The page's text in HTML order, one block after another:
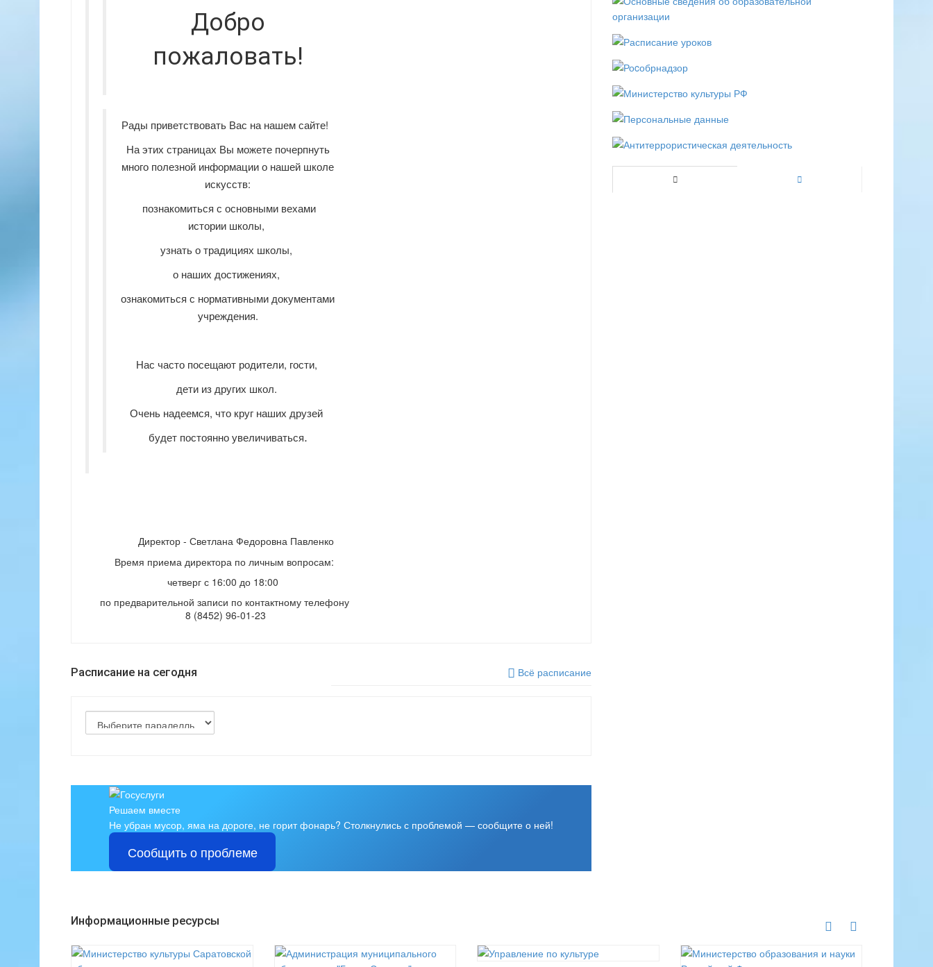
Добро
пожаловать!
Рады приветствовать Вас на нашем сайте!
На этих страницах Вы можете почерпнуть
много полезной информации о нашей школе
искусств:
познакомиться с основными вехами
истории школы,
узнать о традициях школы,
о наших достижениях,
ознакомиться с нормативными документами
учреждения.
Нас часто посещают родители, гости,
дети из других школ.
Очень надеемся, что круг наших друзей
будет постоянно увеличиваться.
Директор - Светлана Федоровна Павленко
Время приема директора по личным вопросам:
четверг с 16:00 до 18:00
по предварительной записи по контактному телефону
8 (8452) 96-01-23
Расписание на сегодня Всё расписание
Решаем вместе
Не убран мусор, яма на дороге, не горит фонарь? Столкнулись с проблемой — сообщите о ней!
Сообщить о проблеме
Информационные ресурсы